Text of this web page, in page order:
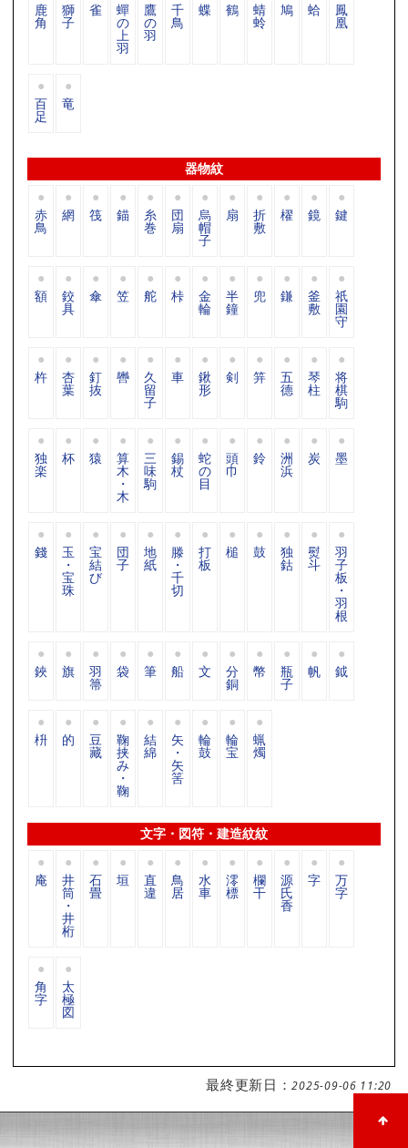
鹿
角
獅
子
雀 蟬
の
上
羽
鷹
の
羽
千
鳥
蝶 鶴 蜻
蛉
鳩 蛤 鳳
凰
百
足
竜
器物紋
赤
鳥
網 筏 錨 糸
巻
団
扇
烏
帽
子
扇 折
敷
櫂 鏡 鍵
額 鉸
具
傘 笠 舵 桛 金
輪
半
鐘
兜 鎌 釜
敷
祇
園
守
杵 杏
葉
釘
抜
轡 久
留
子
車 鍬
形
剣 笄 五
德
琴
柱
将
棋
駒
独
楽
杯 猿 算
木
・
木
三
味
駒
錫
杖
蛇
の
目
頭
巾
鈴 洲
浜
炭 墨
錢 玉
・
宝
珠
宝
結
び
団
子
地
紙
滕
・
千
切
打
板
槌 鼓 独
鈷
熨
斗
羽
子
板
・
羽
根
鋏 旗 羽
箒
袋 筆 船 文 分
銅
幣 瓶
子
帆 鉞
枡 的 豆
藏
鞠
挟
み
・
鞠
結
綿
矢
・
矢
筈
輪
鼓
輪
宝
蝋
燭
文字・図符・建造紋紋
庵 井
筒
・
井
桁
石
畳
垣 直
違
鳥
居
水
車
澪
標
欄
干
源
氏
香
字 万
字
角
字
太
極
図
最終更新日：2025-09-06 11:20